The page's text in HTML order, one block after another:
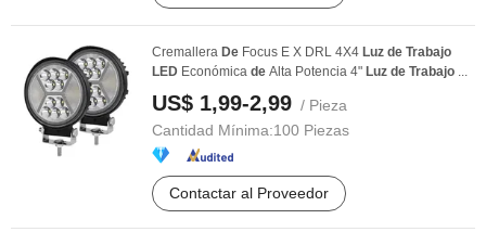
Cremallera De Focus E X DRL 4X4 Luz de Trabajo
LED Económica de Alta Potencia 4" Luz de Trabajo ...
US$ 1,99-2,99 / Pieza
Cantidad Mínima:100 Piezas
Contactar al Proveedor